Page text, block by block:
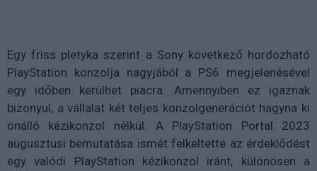
Egy friss pletyka szerint a Sony következő hordozható
PlayStation konzolja nagyjából a PS6 megjelenésével
egy időben kerülhet piacra. Amennyiben ez igaznak
bizonyul, a vállalat két teljes konzolgenerációt hagyna ki
önálló kézikonzol nélkül. A PlayStation Portal 2023
augusztusi bemutatása ismét felkeltette az érdeklődést
egy valódi PlayStation kézikonzol iránt, különösen a